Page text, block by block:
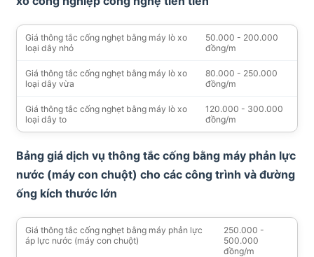
Giá thông tắc cống nghẹt bằng máy lò xo
loại dây nhỏ
50.000 - 200.000
đồng/m
Giá thông tắc cống nghẹt bằng máy lò xo
loại dây vừa
80.000 - 250.000
đồng/m
Giá thông tắc cống nghẹt bằng máy lò xo
loại dây to
120.000 - 300.000
đồng/m
Bảng giá dịch vụ thông tắc cống bằng máy phản lực
nước (máy con chuột) cho các công trình và đường
ống kích thước lớn
Giá thông tắc cống nghẹt bằng máy phản lực
áp lực nước (máy con chuột)
250.000 -
500.000
đồng/m